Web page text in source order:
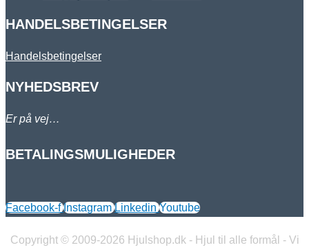
HANDELSBETINGELSER
Handelsbetingelser
NYHEDSBREV
Er på vej…
BETALINGSMULIGHEDER
Facebook-f Instagram Linkedin Youtube
Copyright © 2009-2026 Hjulshop.dk - Hjul til alle formål - Vi